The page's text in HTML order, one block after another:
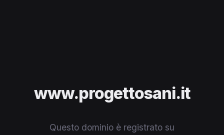
www.progettosani.it
Questo dominio è registrato su